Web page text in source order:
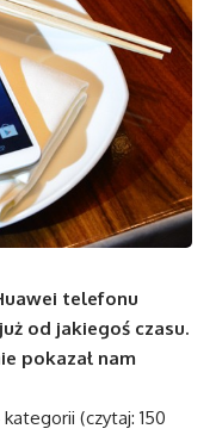
telefonu
od jakiegoś czasu.
pokazał nam
(czytaj: 150